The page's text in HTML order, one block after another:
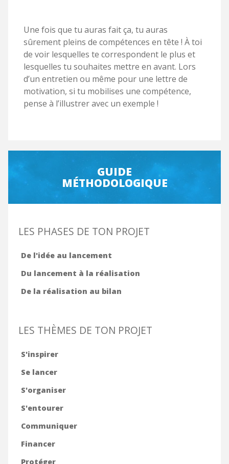
Une fois que tu auras fait ça, tu auras
sûrement pleins de compétences en tête ! À toi
de voir lesquelles te correspondent le plus et
lesquelles tu souhaites mettre en avant. Lors
d’un entretien ou même pour une lettre de
motivation, si tu mobilises une compétence,
pense à l’illustrer avec un exemple !
GUIDE
MÉTHODOLOGIQUE
LES PHASES DE TON PROJET
De l'idée au lancement
Du lancement à la réalisation
De la réalisation au bilan
LES THÈMES DE TON PROJET
S'inspirer
Se lancer
S'organiser
S'entourer
Communiquer
Financer
Protéger